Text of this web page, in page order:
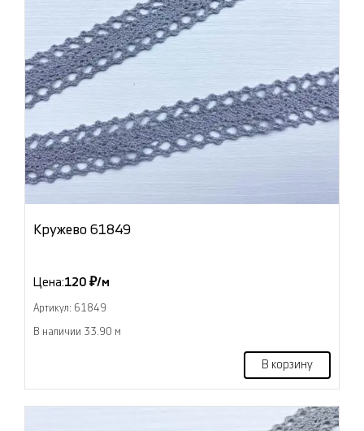
Кружево 61849
Цена:120 ₽/м
Артикул: 61849
В наличии 33.90 м
В корзину